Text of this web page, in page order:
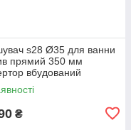
s28 Ø35 для ванни
прямий 350 мм
вбудований
AQUATICA
₴